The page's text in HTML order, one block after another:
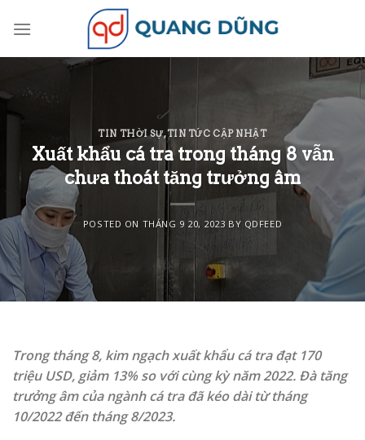
TIN THỜI SỰ,TIN TỨC CẬP NHẬT
Xuất khẩu cá tra trong tháng 8 vẫn
chưa thoát tăng trưởng âm
POSTED ON THÁNG 9 20, 2023 BY QDFEED
Trong tháng 8, kim ngạch xuất khẩu cá tra đạt 170
triệu USD, giảm 13% so với cùng kỳ năm 2022. Đà tăng
trưởng âm của ngành cá tra đã kéo dài từ tháng
10/2022 đến tháng 8/2023.